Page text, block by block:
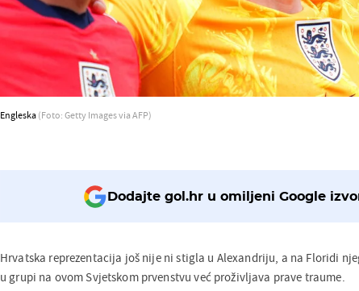
Engleska (Foto: Getty Images via AFP)
Dodajte gol.hr u omiljeni Google
Hrvatska reprezentacija još nije ni stigla u Alexandriju, a na Floridi
u grupi na ovom Svjetskom prvenstvu već proživljava prave traume.